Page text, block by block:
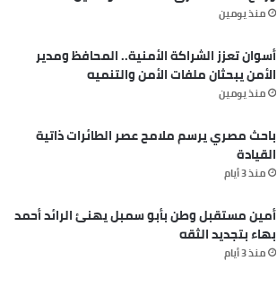
منذ يومين
أسوان تعزز الشراكة الأمنية.. المحافظ ومدير
الأمن يبحثان ملفات الأمن والتنميه
منذ يومين
باحث مصري يرسم ملامح عصر الطائرات ذاتية
القيادة
منذ 3 أيام
أمين مستقبل وطن بأبو سمبل يهنئ الرائد أحمد
بهاء بتجديد الثقه
منذ 3 أيام